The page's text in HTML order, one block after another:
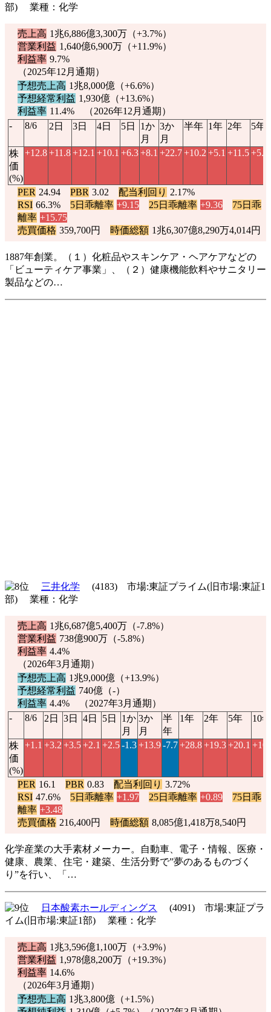
部) 業種：化学
売上高 1兆6,886億3,300万（+3.7%）
営業利益 1,640億6,900万（+11.9%）
利益率 9.7%
（2025年12月通期）
予想売上高 1兆8,000億（+6.6%）
予想経常利益 1,930億（+13.6%）
利益率 11.4% （2026年12月通期）
-
8/6 2日 3日 4日 5日
1か
月
3か
月
半年 1年 2年 5年
株
価
(%)
+12.8+11.8+12.1 +10.1 +6.3+8.1 +22.7+10.2 +5.1 +11.5+5.9
PER 24.94 PBR 3.02 配当利回り 2.17%
RSI 66.3% 5日乖離率 +9.15 25日乖離率 +9.36
75日乖
離率 +15.75
売買価格 359,700円 時価総額 1兆6,307億8,290万4,014円
1887年創業。（１）化粧品やスキンケア・ヘアケアなどの
「ビューティケア事業」、（２）健康機能飲料やサニタリー
製品などの…
三井化学
(4183) 市場:東証プライム(旧市場:東証1
部) 業種：化学
売上高 1兆6,687億5,400万（-7.8%）
営業利益 738億900万（-5.8%）
利益率 4.4%
（2026年3月通期）
予想売上高 1兆9,000億（+13.9%）
予想経常利益 740億（-）
利益率 4.4% （2027年3月通期）
-
8/6 2日 3日 4日 5日
1か
月
3か
月
半
年
1年 2年 5年 10年
株
価
(%)
+1.1 +3.2 +3.5+2.1 +2.5-1.3+13.9-7.7+28.8+19.3+20.1
PER 16.1 PBR 0.83 配当利回り 3.72%
RSI 47.6% 5日乖離率 +1.97 25日乖離率 +0.89
75日乖
離率 +3.48
売買価格 216,400円 時価総額 8,085億1,418万8,540円
化学産業の大手素材メーカー。自動車、電子・情報、医療・
健康、農業、住宅・建築、生活分野で”夢のあるものづく
り”を行い、「…
日本酸素ホールディングス
(4091) 市場:東証プラ
イム(旧市場:東証1部) 業種：化学
売上高 1兆3,596億1,100万（+3.9%）
営業利益 1,978億8,200万（+19.3%）
利益率 14.6%
（2026年3月通期）
予想売上高 1兆3,800億（+1.5%）